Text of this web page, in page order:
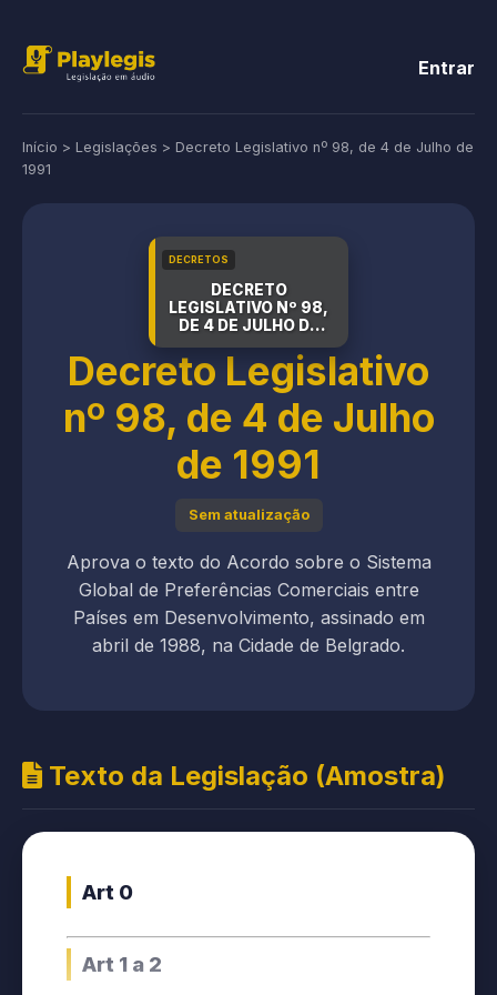
Entrar
Início > Legislações > Decreto Legislativo nº 98, de 4 de Julho de
1991
DECRETOS
DECRETO
LEGISLATIVO Nº 98,
DE 4 DE JULHO DE
Decreto Legislativo
nº 98, de 4 de Julho
de 1991
Sem atualização
Aprova o texto do Acordo sobre o Sistema
Global de Preferências Comerciais entre
Países em Desenvolvimento, assinado em
abril de 1988, na Cidade de Belgrado.
Texto da Legislação (Amostra)
Art 0
Art 1 a 2